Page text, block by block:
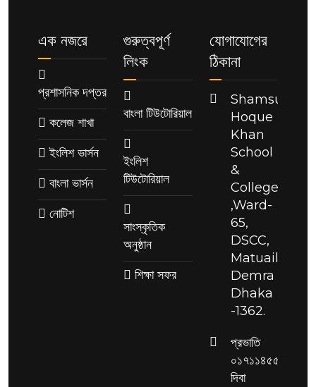
এক নজরে
প্রশাসনিক দপ্তর
কলেজ শাখা
ইংলিশ ভার্সন
বাংলা ভার্সন
নোটিশ
গুরুত্বপূর্ণ
লিংক
বাংলা টিউটোরিয়াল
ইংলিশ
টিউটোরিয়াল
সাংস্কৃতিক
অনুষ্ঠান
শিক্ষা সফর
যোগাযোগের
ঠিকানা
Shamsul
Hoque
Khan
School
&
College
,Ward-
65,
DSCC,
Matuail,
Demra
Dhaka
-1362.
প্রভাতি
০১৭১১৪৫৫২৮৬,
দিবা